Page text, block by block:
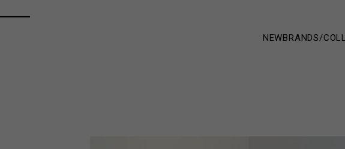
NEWBRANDS/